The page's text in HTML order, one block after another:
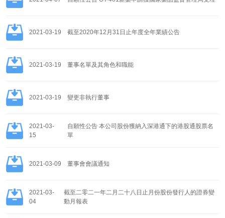
2021-03-19 截至2020年12月31日止年度全年業績公告
2021-03-19 董事名單及其角色和職能
2021-03-19 變更非執行董事
2021-03-
15
自願性公告 本公司股份獲納入深港通下的港股通股票名
單
2021-03-09 董事會會議通知
2021-03-
04
截至二零二一年二月二十八日止月份股份發行人的證券變
動月報表